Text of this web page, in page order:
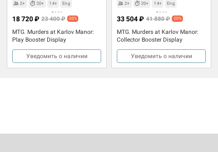
2+ 20+ 14+ Eng
MTG. Murders at Karlov Manor:
Play Booster Display
18 720 ₽ 23 400 ₽ -20%
Уведомить о наличии
2+ 20+ 14+ Eng
MTG. Murders at Karlov Manor:
Collector Booster Display
33 504 ₽ 41 880 ₽ -20%
Уведомить о наличии